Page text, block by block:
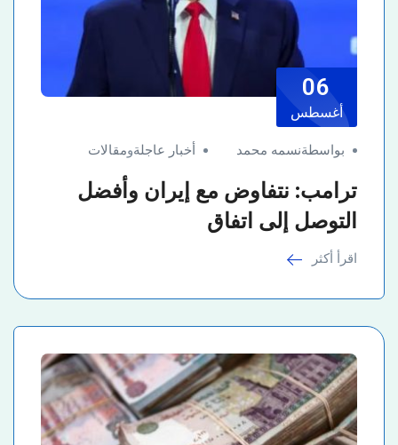
06
أغسطس
بواسطةنسمه محمد أخبار عاجلةومقالات
ترامب: نتفاوض مع إيران وأفضل
التوصل إلى اتفاق
اقرأ أكثر